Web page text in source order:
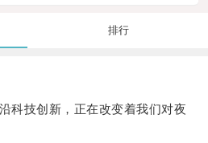
排行
技创新，正在改变着我们对夜